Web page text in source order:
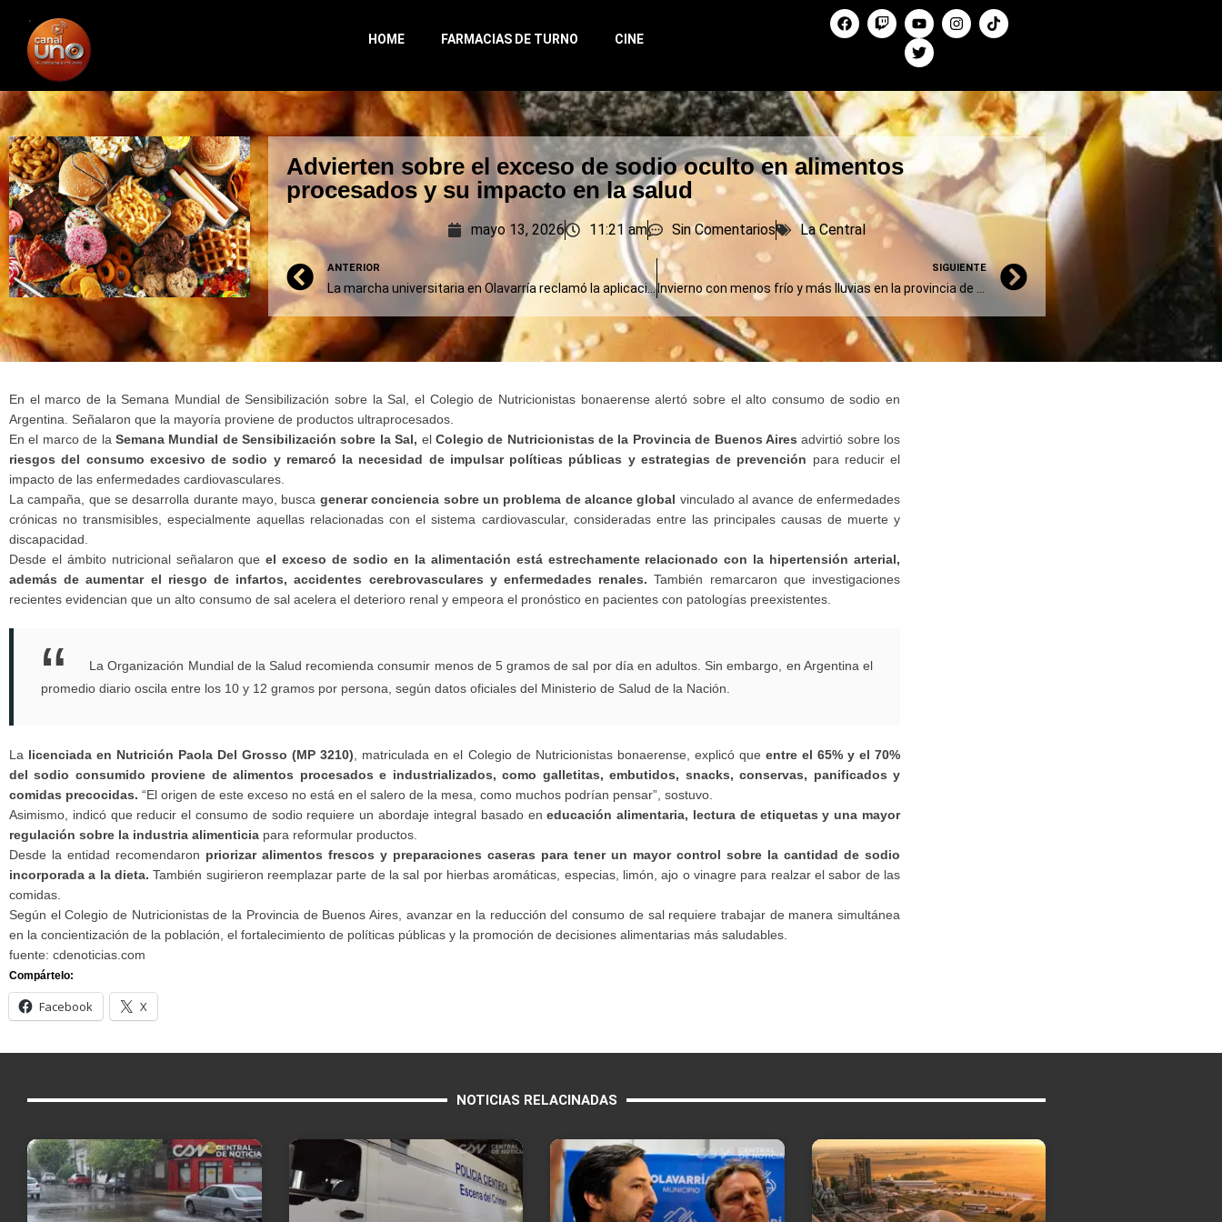
HOME FARMACIAS DE TURNO CINE
Advierten sobre el exceso de sodio oculto en alimentos
procesados y su impacto en la salud
mayo 13, 2026 11:21 am Sin Comentarios La Central
ANTERIOR
La marcha universitaria en Olavarría reclamó la aplicación de la Ley de Financiamiento Universitario
SIGUIENTE
En el marco de la Semana Mundial de Sensibilización sobre la Sal, el Colegio de Nutricionistas bonaerense alertó sobre el alto consumo de sodio en
Argentina. Señalaron que la mayoría proviene de productos ultraprocesados.
En el marco de la Semana Mundial de Sensibilización sobre la Sal, el Colegio de Nutricionistas de la Provincia de Buenos Airesadvirtió sobre los
riesgos del consumo excesivo de sodio y remarcó la necesidad de impulsar políticas públicas y estrategias de prevención para reducir el
impacto de las enfermedades cardiovasculares.
La campaña, que se desarrolla durante mayo, busca generar conciencia sobre un problema de alcance global vinculado al avance de enfermedades
crónicas no transmisibles, especialmente aquellas relacionadas con el sistema cardiovascular, consideradas entre las principales causas de muerte y
discapacidad.
Desde el ámbito nutricional señalaron queel exceso de sodio en la alimentación está estrechamente relacionado con la hipertensión arterial,
además de aumentar el riesgo de infartos, accidentes cerebrovasculares y enfermedades renales. También remarcaron que investigaciones
recientes evidencian que un alto consumo de sal acelera el deterioro renal y empeora el pronóstico en pacientes con patologías preexistentes.
La Organización Mundial de la Salud recomienda consumir menos de 5 gramos de sal por día en adultos. Sin embargo, en Argentina el
promedio diario oscila entre los 10 y 12 gramos por persona, según datos oficiales del Ministerio de Salud de la Nación.
La licenciada en Nutrición Paola Del Grosso (MP 3210) , matriculada en el Colegio de Nutricionistas bonaerense, explicó que entre el 65% y el 70%
del sodio consumido proviene de alimentos procesados e industrializados, como galletitas, embutidos, snacks, conservas, panificados y
comidas precocidas. “El origen de este exceso no está en el salero de la mesa, como muchos podrían pensar”, sostuvo.
Asimismo, indicó que reducir el consumo de sodio requiere un abordaje integral basado eneducación alimentaria, lectura de etiquetas y una mayor
regulación sobre la industria alimenticia para reformular productos.
Desde la entidad recomendaron priorizar alimentos frescos y preparaciones caseras para tener un mayor control sobre la cantidad de sodio
incorporada a la dieta. También sugirieron reemplazar parte de la sal por hierbas aromáticas, especias, limón, ajo o vinagre para realzar el sabor de las
comidas.
Según el Colegio de Nutricionistas de la Provincia de Buenos Aires, avanzar en la reducción del consumo de sal requiere trabajar de manera simultánea
en la concientización de la población, el fortalecimiento de políticas públicas y la promoción de decisiones alimentarias más saludables.
fuente: cdenoticias.com
Compártelo:
Facebook X
NOTICIAS RELACINADAS